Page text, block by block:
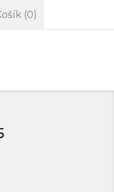
(0)